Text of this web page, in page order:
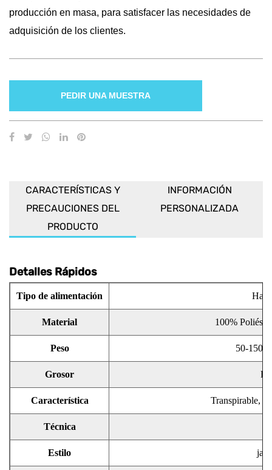
producción en masa, para satisfacer las necesidades de
adquisición de los clientes.
PEDIR UNA MUESTRA
CARACTERÍSTICAS Y
PRECAUCIONES DEL
PRODUCTO
INFORMACIÓN
PERSONALIZADA
Detalles Rápidos
Tipo de alimentación
Material 100%
Peso 50-
Grosor
Característica Transpirable,
Técnica
Estilo